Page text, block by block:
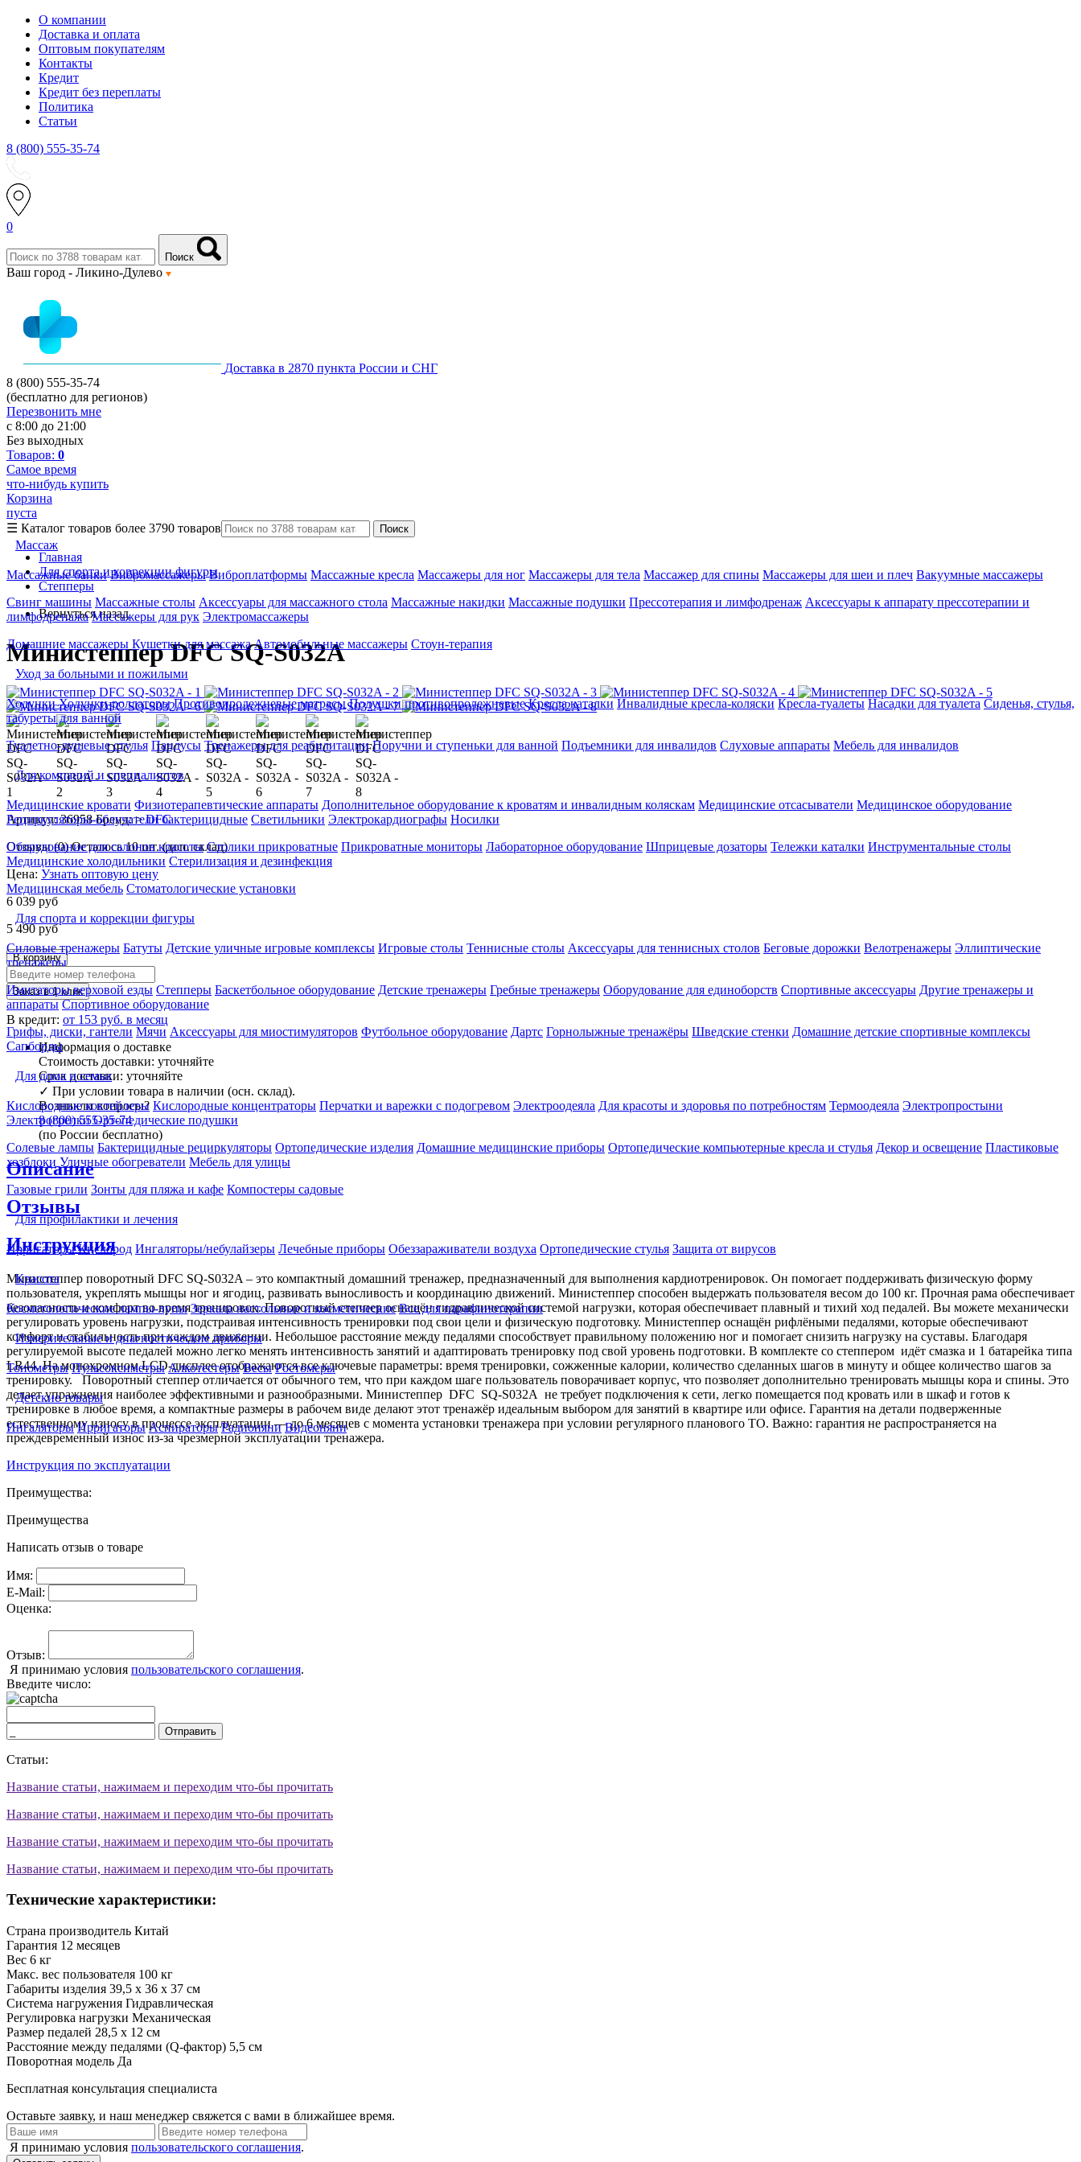
О компании
Доставка и оплата
Оптовым покупателям
Контакты
Кредит
Кредит без переплаты
Политика
Статьи
8 (800) 555-35-74
0
Поиск
Ваш город - Ликино-Дулево
Доставка в 2870 пункта России и СНГ
8 (800) 555-35-74
(бесплатно для регионов)
Перезвонить мне
с 8:00 до 21:00
Без выходных
Товаров: 0
Самое время
что-нибудь купить
Корзина
пуста
☰ Каталог товаров более 3790 товаров
Массаж
Массажные банки Вибромассажеры Виброплатформы Массажные кресла Массажеры для ног Массажеры для тела Массажер для спины Массажеры для шеи и плеч Вакуумные массажеры
Свинг машины Массажные столы Аксессуары для массажного стола Массажные накидки Массажные подушки Прессотерапия и лимфодренаж Аксессуары к аппарату прессотерапии и
лимфодренажа Массажеры для рук Электромассажеры
Домашние массажеры Кушетки для массажа Автомобильные массажеры Стоун-терапия
Уход за больными и пожилыми
ХодункиХодунки-роллаторы Противопролежневые матрасы Подушки противопролежневые Кресла каталки Инвалидные кресла-коляски Кресла-туалеты Насадки для туалета Сиденья, стулья,
табуреты для ванной
Туалетно-душевые стулья Пандусы Тренажеры для реабилитации Поручни и ступеньки для ванной Подъемники для инвалидов Слуховые аппараты Мебель для инвалидов
Для компаний и специалистов
Медицинские кровати Физиотерапевтические аппараты Дополнительное оборудование к кроватям и инвалидным коляскам Медицинские отсасыватели Медицинское оборудование
Рециркуляторы-облучатели бактерицидные Светильники Электрокардиографы Носилки
Оборудование для салонов красоты Столики прикроватные Прикроватные мониторы Лабораторное оборудование Шприцевые дозаторы Тележки каталки Инструментальные столы
Медицинские холодильники Стерилизация и дезинфекция
Медицинская мебель Стоматологические установки
Для спорта и коррекции фигуры
Силовые тренажеры Батуты Детские уличные игровые комплексы Игровые столы Теннисные столы Аксессуары для теннисных столов Беговые дорожки Велотренажеры Эллиптические
тренажеры
Имитаторы верховой езды Степперы Баскетбольное оборудование Детские тренажеры Гребные тренажеры Оборудование для единоборств Спортивные аксессуары Другие тренажеры и
аппараты Спортивное оборудование
Грифы, диски, гантели Мячи Аксессуары для миостимуляторов Футбольное оборудование Дартс Горнолыжные тренажёры Шведские стенки Домашние детские спортивные комплексы
Сапборды
Для дома и семьи
Кислородные коктейлеры Кислородные концентраторы Перчатки и варежки с подогревом Электроодеяла Для красоты и здоровья по потребностям Термоодеяла Электропростыни
Электрогрелки Ортопедические подушки
Солевые лампы Бактерицидные рециркуляторы Ортопедические изделия Домашние медицинские приборы Ортопедические компьютерные кресла и стулья Декор и освещение Пластиковые
хозблоки Уличные обогреватели Мебель для улицы
Газовые грили Зонты для пляжа и кафе Компостеры садовые
Для профилактики и лечения
Ирригаторы Кислород Ингаляторы/небулайзеры Лечебные приборы Обеззараживатели воздуха Ортопедические стулья Защита от вирусов
Красота
Косметологические лампы-лупы Зеркала настольные и косметические Все для парафинотерапии
Измерительные и диагностические приборы
Тонометры Пульсоксиметры Алкотестеры Весы Ростомеры
Детские товары
Ингаляторы Ирригаторы Аспираторы Радионяни Видеоняни
Поиск
Главная
Для спорта и коррекции фигуры
Степперы
Вернуться назад
Министеппер DFC SQ-S032A
Артикул: 36958 Бренд: >DFC
Отзывы (0)Осталось 10 шт. (доп. склад)
Цена: Узнать оптовую цену
6 039 руб
5 490руб
В корзину
Заказ в 1 клик
В кредит: от 153 руб. в месяц
Информация о доставке
Стоимость доставки: уточняйте
Срок доставки: уточняйте
✓ При условии товара в наличии (осн. склад).
Возникли вопросы?
8 (800) 555-35-74
(по России бесплатно)
Описание
Отзывы
Инструкция
Министеппер поворотный DFC SQ-S032A – это компактный домашний тренажер, предназначенный для выполнения кардиотренировок. Он помогает поддерживать физическую форму
пользователя, укреплять мышцы ног и ягодиц, развивать выносливость и координацию движений. Министеппер способен выдержать пользователя весом до 100 кг. Прочная рама обеспечивает
безопасность и комфорт во время тренировок. Поворотный степпер оснащён гидравлической системой нагрузки, которая обеспечивает плавный и тихий ход педалей. Вы можете механически
регулировать уровень нагрузки, подстраивая интенсивность тренировки под свои цели и физическую подготовку. Министеппер оснащён рифлёными педалями, которые обеспечивают
комфорт и стабильность при каждом движении. Небольшое расстояние между педалями способствует правильному положению ног и помогает снизить нагрузку на суставы. Благодаря
регулируемой высоте педалей можно легко менять интенсивность занятий и адаптировать тренировку под свой уровень подготовки. В комплекте со степпером идёт смазка и 1 батарейка типа
LR44. На монохромном LCD-дисплее отображаются все ключевые параметры: время тренировки, сожженные калории, количество сделанных шагов в минуту и общее количество шагов за
тренировку. Поворотный степпер отличается от обычного тем, что при каждом шаге пользователь поворачивает корпус, что позволяет дополнительно тренировать мышцы кора и спины. Это
делает упражнения наиболее эффективными и разнообразными. Министеппер DFC SQ-S032A не требует подключения к сети, легко помещается под кровать или в шкаф и готов к
тренировке в любое время, а компактные размеры в рабочем виде делают этот тренажёр идеальным выбором для занятий в квартире или офисе. Гарантия на детали подверженные
естественному износу в процессе эксплуатации — до 6 месяцев с момента установки тренажера при условии регулярного планового ТО. Важно: гарантия не распространяется на
преждевременный износ из-за чрезмерной эксплуатации тренажера.
Инструкция по эксплуатации
Преимущества:
Преимущества
Написать отзыв о товаре
Имя:
E-Mail:
Оценка:
Отзыв:
Я принимаю условия пользовательского соглашения.
Введите число:
Отправить
Статьи:
Название статьи, нажимаем и переходим что-бы прочитать
Название статьи, нажимаем и переходим что-бы прочитать
Название статьи, нажимаем и переходим что-бы прочитать
Название статьи, нажимаем и переходим что-бы прочитать
Технические характеристики:
Страна производитель Китай
Гарантия 12 месяцев
Вес 6 кг
Макс. вес пользователя 100 кг
Габариты изделия 39,5 x 36 x 37 см
Система нагружения Гидравлическая
Регулировка нагрузки Механическая
Размер педалей 28,5 х 12 см
Расстояние между педалями (Q-фактор) 5,5 см
Поворотная модель Да
Бесплатная консультация специалиста
Оставьте заявку, и наш менеджер свяжется с вами в ближайшее время.
Я принимаю условия пользовательского соглашения.